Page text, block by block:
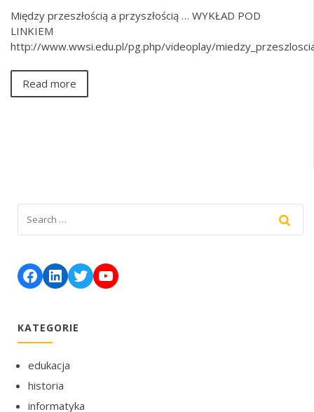
Między przeszłością a przyszłością … WYKŁAD POD
LINKIEM
http://www.wwsi.edu.pl/pg.php/videoplay/
Read more
Facebook
LinkedIn
TwitterYouTube
KATEGORIE
edukacja
historia
informatyka